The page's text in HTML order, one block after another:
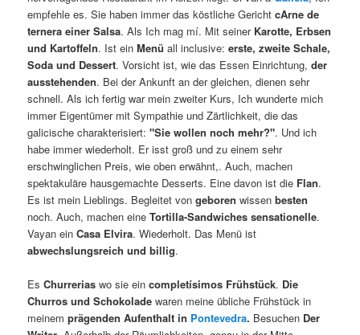
empfehle es. Sie haben immer das köstliche GerichtcArne de
ternera einer Salsa. Als Ich mag mí. Mit seiner Karotte, Erbsen
und Kartoffeln. Ist einMenü all inclusive:erste, zweite Schale,
Soda und Dessert. Vorsicht ist, wie das Essen Einrichtung, der
ausstehenden. Bei der Ankunft an der gleichen, dienen sehr
schnell. Als ich fertig war mein zweiter Kurs, Ich wunderte mich
immer Eigentümer mit Sympathie und Zärtlichkeit, die das
galicische charakterisiert:"Sie wollen noch mehr?". Und ich
habe immer wiederholt. Er isst groß und zu einem sehr
erschwinglichen Preis, wie oben erwähnt,. Auch, machen
spektakuläre hausgemachte Desserts. Eine davon ist die Flan.
Es ist mein Lieblings. Begleitet vongeborenwissenbesten
noch. Auch, machen eineTortilla-Sandwiches sensationelle.
Vayan einCasa Elvira. Wiederholt. Das Menü ist
abwechslungsreich und billig.
EsChurrerias wo sie eincompletísimos Frühstück. Die
Churros und Schokolade waren meine übliche Frühstück in
meinemprägenden Aufenthalt in Pontevedra. Besuchen Der